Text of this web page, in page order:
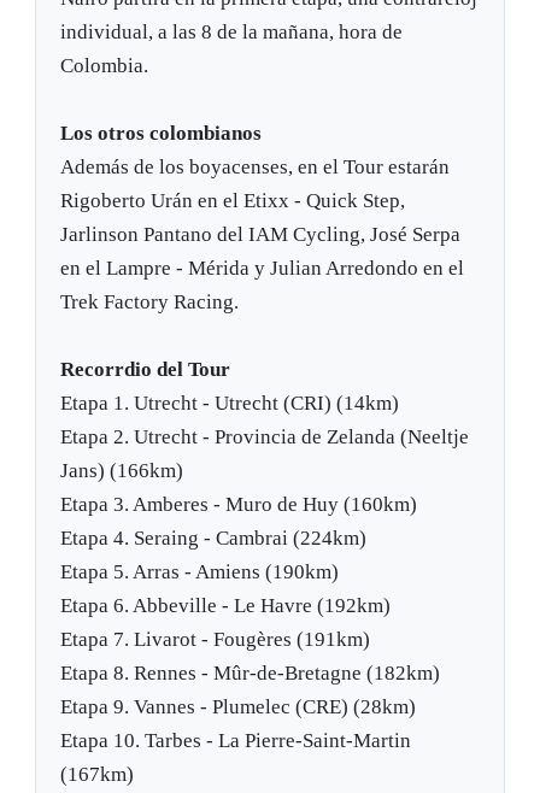
individual, a las 8 de la mañana, hora de
Colombia.
Los otros colombianos
Además de los boyacenses, en el Tour estarán
Rigoberto Urán en el Etixx - Quick Step,
Jarlinson Pantano del IAM Cycling, José Serpa
en el Lampre - Mérida y Julian Arredondo en el
Trek Factory Racing.
Recorrdio del Tour
Etapa 1. Utrecht - Utrecht (CRI) (14km)
Etapa 2. Utrecht - Provincia de Zelanda (Neeltje
Jans) (166km)
Etapa 3. Amberes - Muro de Huy (160km)
Etapa 4. Seraing - Cambrai (224km)
Etapa 5. Arras - Amiens (190km)
Etapa 6. Abbeville - Le Havre (192km)
Etapa 7. Livarot - Fougères (191km)
Etapa 8. Rennes - Mûr-de-Bretagne (182km)
Etapa 9. Vannes - Plumelec (CRE) (28km)
Etapa 10. Tarbes - La Pierre-Saint-Martin
(167km)